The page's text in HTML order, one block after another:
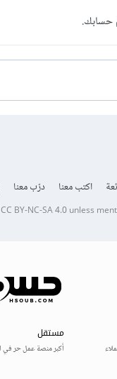
حسابك.
اكتب معنا درّب معنا
CC BY-NC-SA 4.0unless